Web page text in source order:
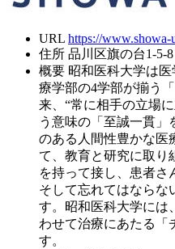
URL https://www.showa-
住所 品川区旗の台1-5-8
概要 昭和医科大学は
療学部の4学部が揃う
来、“常に相手の立場
う意味の「至誠一貫」
のある人間性豊かな医
て、教育と研究に取り
を持って接し、患者さ
そして忘れてはならな
す。昭和医科大学には
わせて治療にあたる「
す。